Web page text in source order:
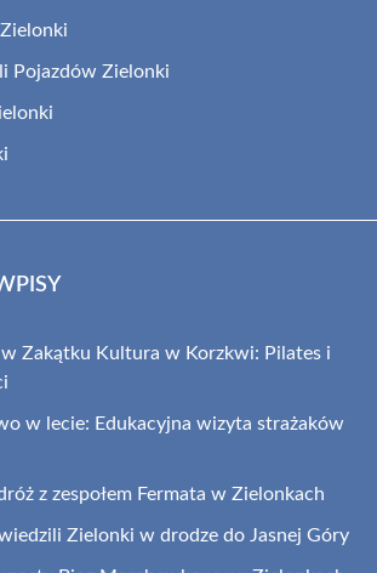
Pojazdów Zielonki
w Zakątku Kultura w Korzkwi: Pilates i
w lecie: Edukacyjna wizyta strażaków
z zespołem Fermata w Zielonkach
Zielonki w drodze do Jasnej Góry